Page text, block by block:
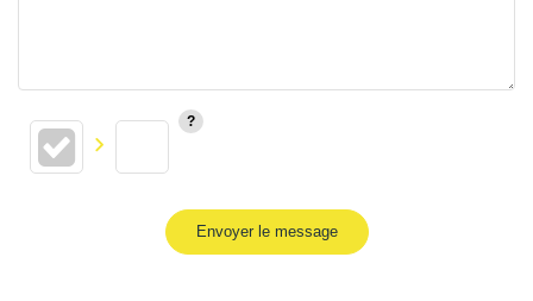
Envoyer le message